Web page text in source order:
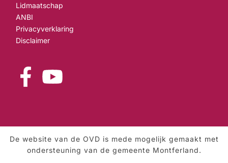
Lidmaatschap
ANBI
Privacyverklaring
Disclaimer
De website van de OVD is mede mogelijk gemaakt met
ondersteuning van de gemeente Montferland.